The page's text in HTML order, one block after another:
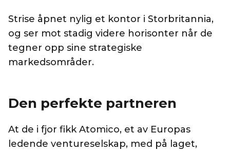
Strise åpnet nylig et kontor i Storbritannia,
og ser mot stadig videre horisonter når de
tegner opp sine strategiske
markedsområder.
Den perfekte partneren
At de i fjor fikk Atomico, et av Europas
ledende ventureselskap, med på laget,